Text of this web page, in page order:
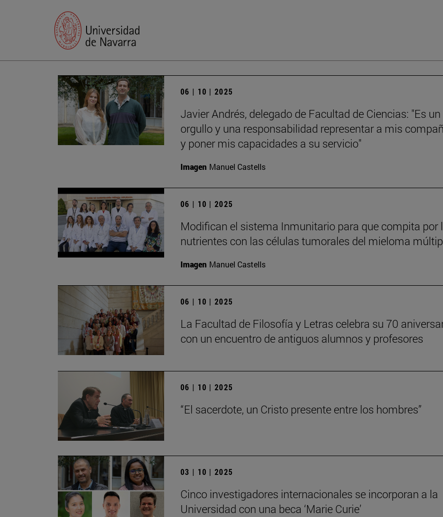
06 | 10 | 2025
Javier Andrés, delegado de Facultad de Ciencias: "Es un
orgullo y una responsabilidad representar a mis
y poner mis capacidades a su servicio"
Imagen Manuel Castells
06 | 10 | 2025
Modifican el sistema Inmunitario para que compita por
nutrientes con las células tumorales del mieloma
Imagen Manuel Castells
06 | 10 | 2025
La Facultad de Filosofía y Letras celebra su 70
con un encuentro de antiguos alumnos y profesores
06 | 10 | 2025
“El sacerdote, un Cristo presente entre los hombres”
03 | 10 | 2025
Cinco investigadores internacionales se incorporan a la
Universidad con una beca ‘Marie Curie’